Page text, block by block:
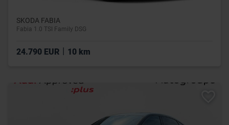
SKODA FABIA
Fabia 1.0 TSI Family DSG
24.790 EUR 10 km